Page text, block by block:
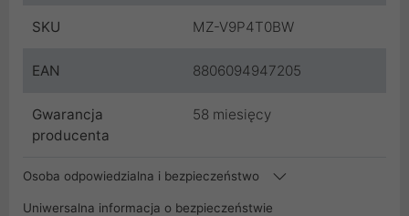
SKU MZ-V9P4T0BW
EAN 8806094947205
Gwarancja
producenta
58 miesięcy
Osoba odpowiedzialna i bezpieczeństwo
Uniwersalna informacja o bezpieczeństwie